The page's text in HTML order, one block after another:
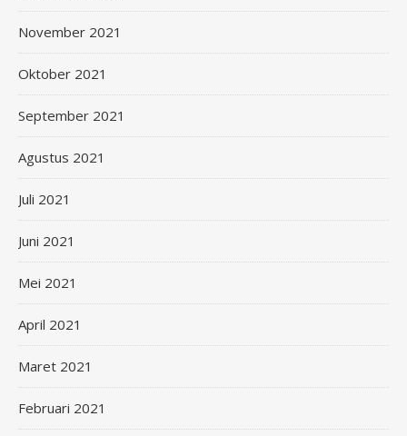
November 2021
Oktober 2021
September 2021
Agustus 2021
Juli 2021
Juni 2021
Mei 2021
April 2021
Maret 2021
Februari 2021